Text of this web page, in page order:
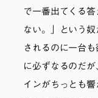
で一番出てくる
ない。」という
されるのに一台
に必ずなるのだ
インがちっとも響